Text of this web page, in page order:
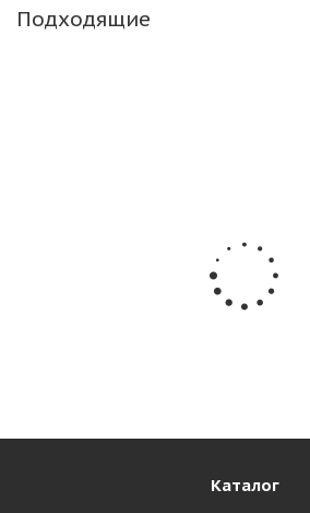
Подходящие
Волтайр Agro DF-4 28/0 R26 165A8
Каталог